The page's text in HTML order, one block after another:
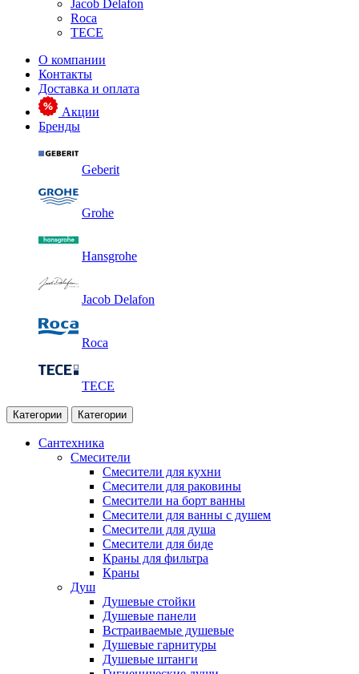
Jacob Delafon
Roca
TECE
О компании
Контакты
Доставка и оплата
Акции
Бренды
Geberit
Grohe
Hansgrohe
Jacob Delafon
Roca
TECE
Категории Категории
Сантехника
Смесители
Смесители для кухни
Смесители для раковины
Смесители на борт ванны
Смесители для ванны с душем
Смесители для душа
Смесители для биде
Краны для фильтра
Краны
Душ
Душевые стойки
Душевые панели
Встраиваемые душевые
Душевые гарнитуры
Душевые штанги